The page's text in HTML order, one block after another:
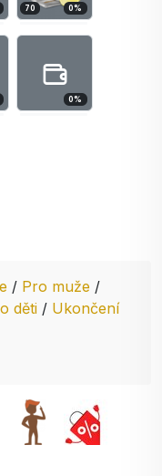
70 0%
0%
/ Pro muže /
děti / Ukončení